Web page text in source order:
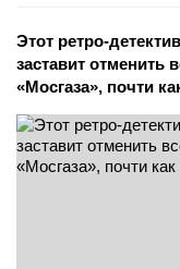
Этот ретро-
заставит
«Мосгаза», почти